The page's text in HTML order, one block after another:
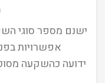
ישנם מספר סוגי
אפשרויות
ידועה כהשקעה